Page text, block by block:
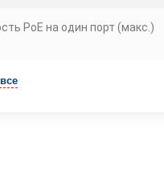
PoE на один порт (макс.)